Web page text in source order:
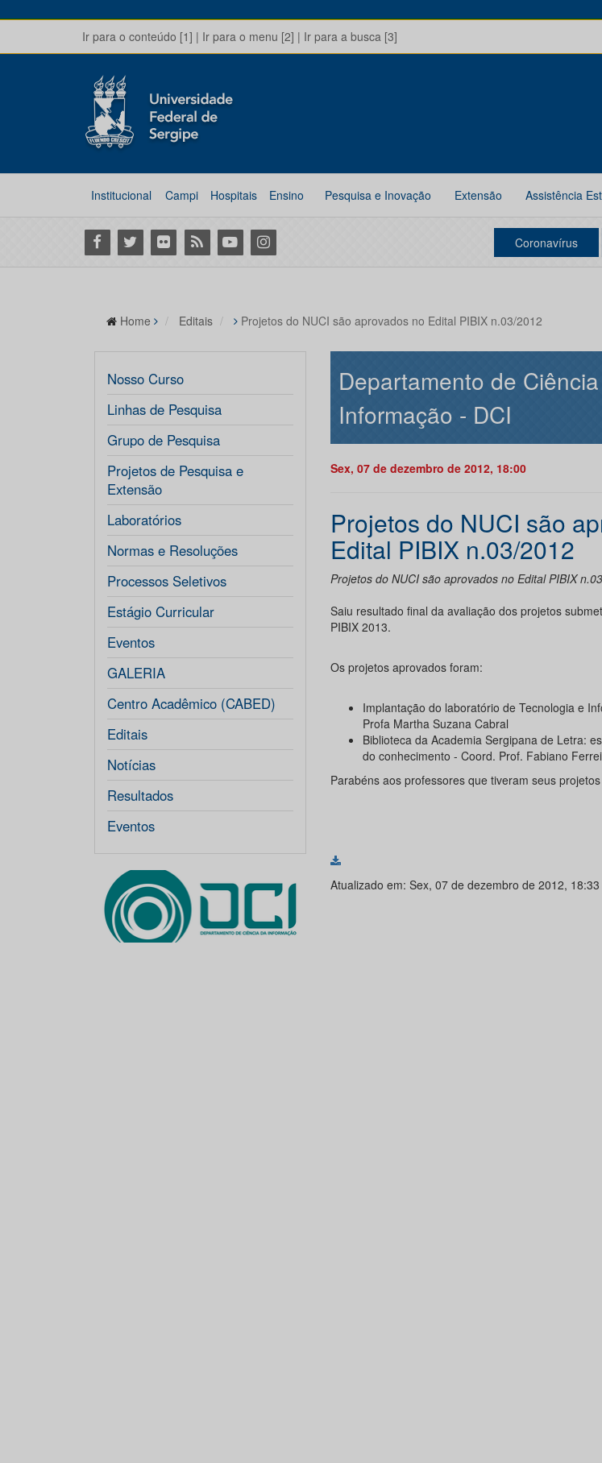
Ir para o conteúdo [1] | Ir para o menu [2] | Ir para a busca [3]
Institucional Campi Hospitais Ensino Pesquisa e Inovação Extensão Assistência
Facebook
Twitter Flickr RSS YoutubeInstagram Coronavírus
Home Editais Projetos do NUCI são aprovados no Edital PIBIX n.03/2012
Nosso Curso
Linhas de Pesquisa
Grupo de Pesquisa
Projetos de Pesquisa e
Extensão
Laboratórios
Normas e Resoluções
Processos Seletivos
Estágio Curricular
Eventos
GALERIA
Centro Acadêmico (CABED)
Editais
Notícias
Resultados
Eventos
Departamento de
Informação - DCI
Sex, 07 de dezembro de 2012, 18:00
Projetos do NUCI são
Edital PIBIX n.03/2012
Projetos do NUCI são aprovados no Edital PIBIX
Saiu resultado final da avaliação dos projetos
PIBIX 2013.
Os projetos aprovados foram:
Implantação do laboratório de Tecnologia e
Profa Martha Suzana Cabral
Biblioteca da Academia Sergipana de Letra:
do conhecimento - Coord. Prof. Fabiano
Parabéns aos professores que tiveram seus
Atualizado em: Sex, 07 de dezembro de 2012, 18:33